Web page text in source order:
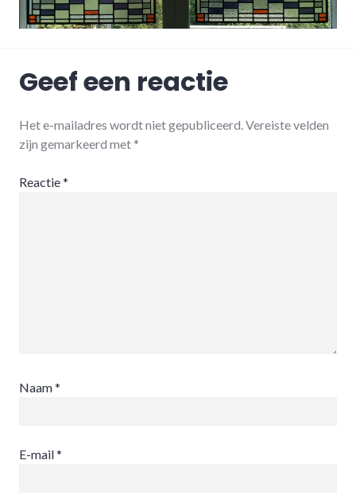
Geef een reactie
Het e-mailadres wordt niet gepubliceerd.Vereiste velden
zijn gemarkeerd met *
Reactie*
Naam*
E-mail*